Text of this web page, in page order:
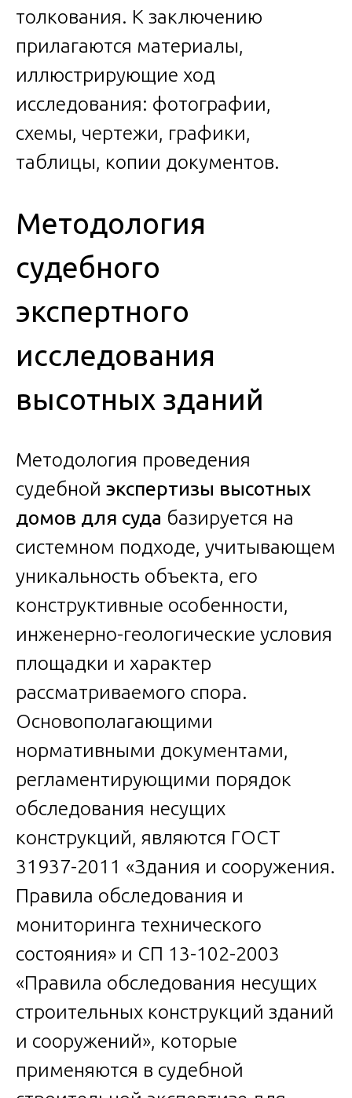
толкования. К заключению
прилагаются материалы,
иллюстрирующие ход
исследования: фотографии,
схемы, чертежи, графики,
таблицы, копии документов.
Методология
судебного
экспертного
исследования
высотных зданий
Методология проведения
судебной экспертизы высотных
домов для суда базируется на
системном подходе, учитывающем
уникальность объекта, его
конструктивные особенности,
инженерно-геологические условия
площадки и характер
рассматриваемого спора.
Основополагающими
нормативными документами,
регламентирующими порядок
обследования несущих
конструкций, являются ГОСТ
31937-2011 «Здания и сооружения.
Правила обследования и
мониторинга технического
состояния» и СП 13-102-2003
«Правила обследования несущих
строительных конструкций зданий
и сооружений», которые
применяются в судебной